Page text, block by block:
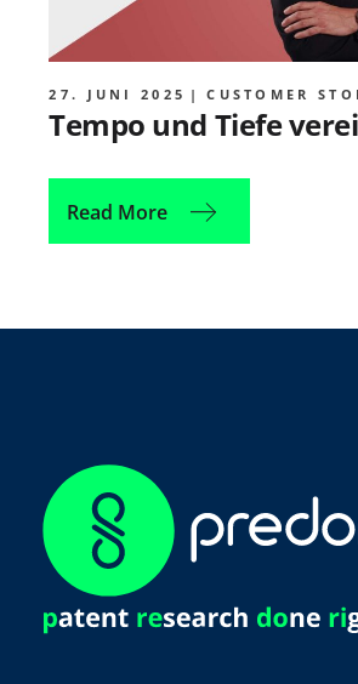
27. JUNI 2025 CUSTOMER
Tempo und Tiefe
Read More